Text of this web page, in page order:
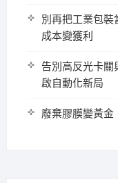
別再把工業包裝
成本變獲利
告別高反光卡關
啟自動化新局
廢棄膠膜變黃金